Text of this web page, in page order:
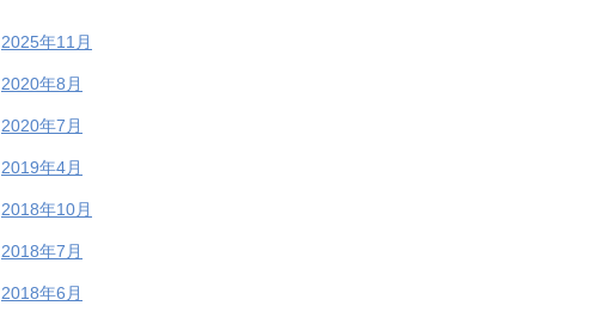
2025年11月
2020年8月
2020年7月
2019年4月
2018年10月
2018年7月
2018年6月